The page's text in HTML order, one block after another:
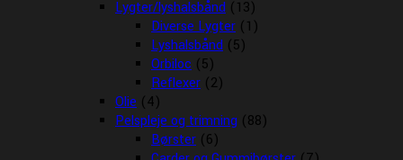
Lygter/lyshalsbånd (13)
Diverse Lygter (1)
Lyshalsbånd (5)
Orbiloc (5)
Reflexer (2)
Olie (4)
Pelspleje og trimning (88)
Børster (6)